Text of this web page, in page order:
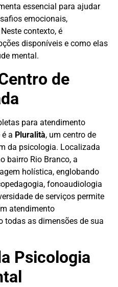
essencial para ajudar
emocionais,
contexto, é
disponíveis e como elas
mental.
de
para atendimento
a Pluralità, um centro de
da psicologia. Localizada
bairro Rio Branco, a
holística, englobando
fonoaudiologia
de serviços permite
atendimento
todas as dimensões de sua
Psicologia